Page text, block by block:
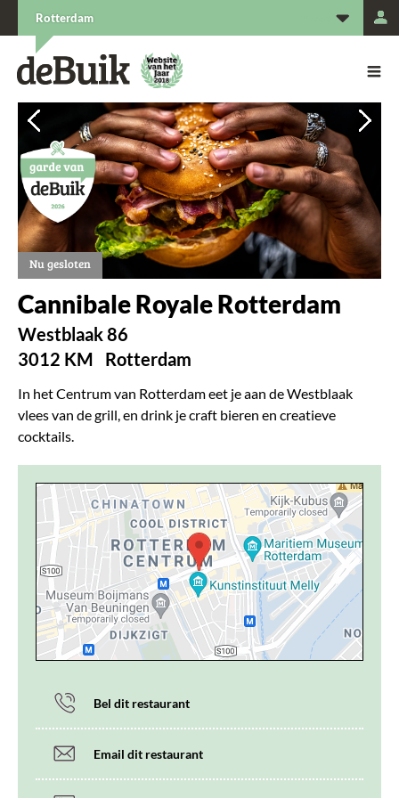
Vorige
Vorige
Vorige
Vorige
Vorige
Nu gesloten
Cannibale Royale Rotterdam
Westblaak 86
3012 KM
Rotterdam
In het Centrum van Rotterdam eet je aan de Westblaak
vlees van de grill, en drink je craft bieren en creatieve
cocktails.
Bel dit restaurant
Email dit restaurant
Rotterdam
De Buik van {city: city}
De Buik